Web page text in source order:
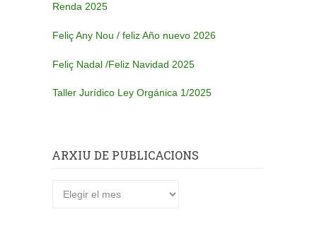
Renda 2025
Feliç Any Nou / feliz Año nuevo 2026
Feliç Nadal /Feliz Navidad 2025
Taller Jurídico Ley Orgánica 1/2025
ARXIU DE PUBLICACIONS